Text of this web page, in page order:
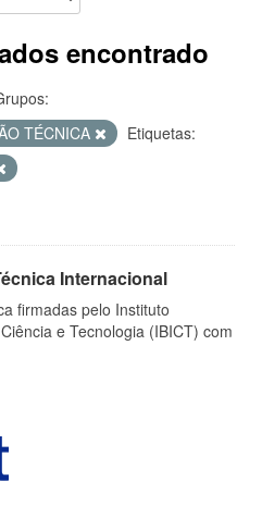
encontrado
TÉCNICA
Etiquetas:
Internacional
firmadas pelo Instituto
e Tecnologia (IBICT) com